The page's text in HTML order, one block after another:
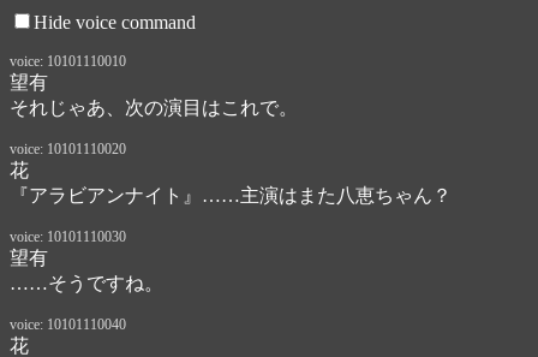
Hide voice command
voice: 10101110010
望有
それじゃあ、次の演目はこれで。
voice: 10101110020
花
『アラビアンナイト』……主演はまた八恵ちゃん？
voice: 10101110030
望有
……そうですね。
voice: 10101110040
花